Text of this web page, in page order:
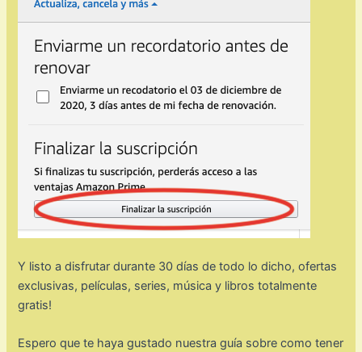
Y listo a disfrutar durante 30 días de todo lo dicho, ofertas
exclusivas, películas, series, música y libros totalmente
gratis!
Espero que te haya gustado nuestra guía sobre como tener